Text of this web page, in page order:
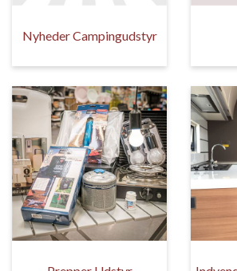
Nyheder Campingudstyr